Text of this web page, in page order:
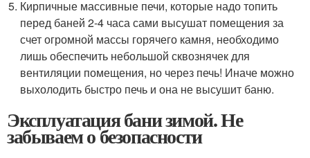
Кирпичные массивные печи, которые надо топить
перед баней 2-4 часа сами высушат помещения за
счет огромной массы горячего камня, необходимо
лишь обеспечить небольшой сквознячек для
вентиляции помещения, но через печь! Иначе можно
выхолодить быстро печь и она не высушит баню.
Эксплуатация бани зимой. Не
забываем о безопасности